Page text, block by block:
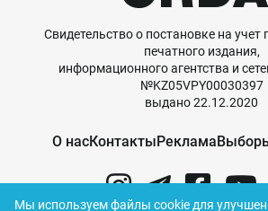
Свидетельство о постановке на учет
печатного издания,
информационного агентства и
№KZ05VPY00030397
выдано 22.12.2020
О насКонтактыРеклама
Мы используем файлы cookie для